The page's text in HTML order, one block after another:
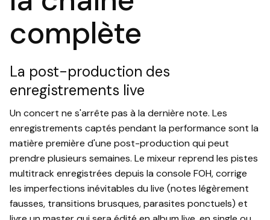
complète
La post-production des
enregistrements live
Un concert ne s'arrête pas à la dernière note. Les
enregistrements captés pendant la performance sont la
matière première d'une post-production qui peut
prendre plusieurs semaines. Le mixeur reprend les pistes
multitrack enregistrées depuis la console FOH, corrige
les imperfections inévitables du live (notes légèrement
fausses, transitions brusques, parasites ponctuels) et